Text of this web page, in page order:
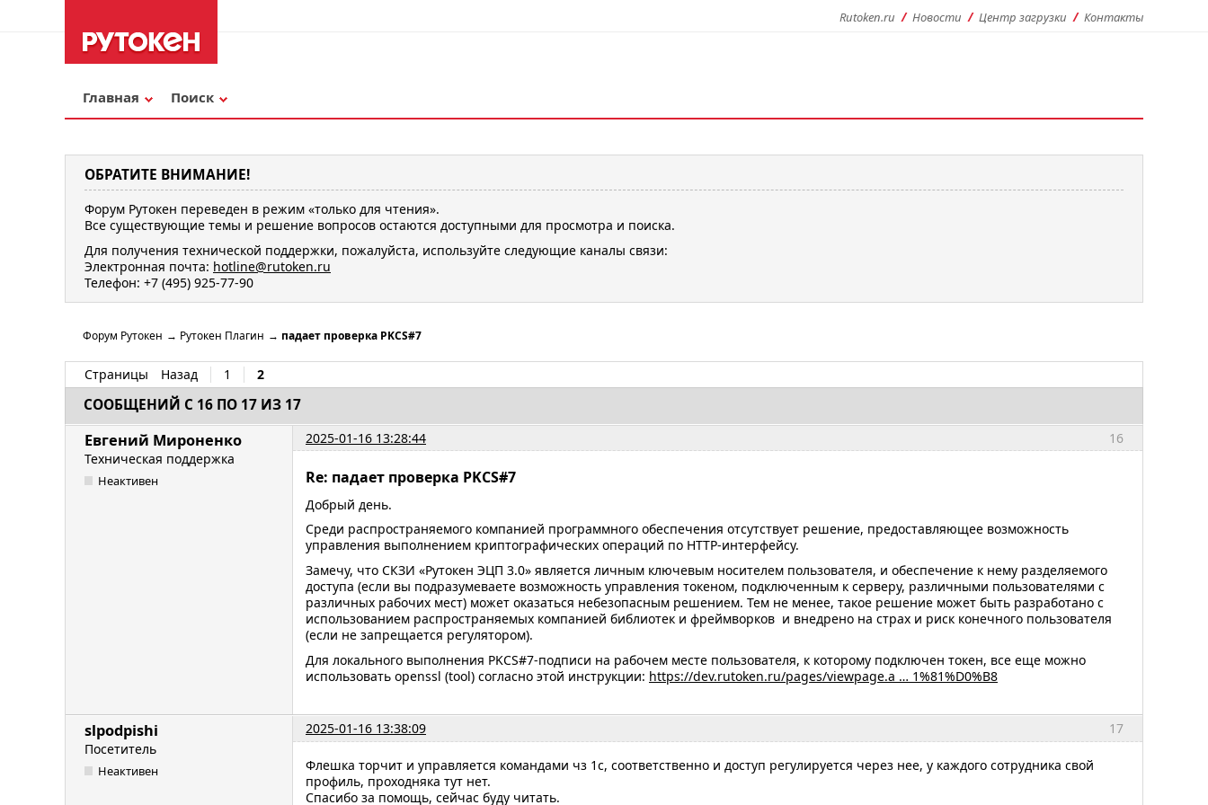
Rutoken.ru Новости Центр загрузки Контакты
Главная Поиск
ОБРАТИТЕ ВНИМАНИЕ!
Форум Рутокен переведен в режим «только для чтения».
Все существующие темы и решение вопросов остаются доступными для просмотра и поиска.
Для получения технической поддержки, пожалуйста, используйте следующие каналы связи:
Электронная почта: hotline@rutoken.ru
Телефон: +7 (495) 925-77-90
Форум Рутокен → Рутокен Плагин → падает проверка PKCS#7
Страницы Назад 1 2
СООБЩЕНИЙ С 16 ПО 17 ИЗ 17
16
Евгений Мироненко
2025-01-16 13:28:44
Техническая поддержка
Неактивен Re: падает проверка PKCS#7
Добрый день.
Среди распространяемого компанией программного обеспечения отсутствует решение, предоставляющее возможность
управления выполнением криптографических операций по HTTP-интерфейсу.
Замечу, что СКЗИ «Рутокен ЭЦП 3.0» является личным ключевым носителем пользователя, и обеспечение к нему разделяемого
доступа (если вы подразумеваете возможность управления токеном, подключенным к серверу, различными пользователями с
различных рабочих мест) может оказаться небезопасным решением. Тем не менее, такое решение может быть разработано с
использованием распространяемых компанией библиотек и фреймворков и внедрено на страх и риск конечного пользователя
(если не запрещается регулятором).
Для локального выполнения PKCS#7-подписи на рабочем месте пользователя, к которому подключен токен, все еще можно
использовать openssl (tool) согласно этой инструкции: https://dev.rutoken.ru/pages/viewpage.a … 1%81%D0%B8
17
slpodpishi
2025-01-16 13:38:09
Посетитель
Неактивен
Флешка торчит и управляется командами чз 1с, соответственно и доступ регулируется через нее, у каждого сотрудника свой
профиль, проходняка тут нет.
Спасибо за помощь, сейчас буду читать.